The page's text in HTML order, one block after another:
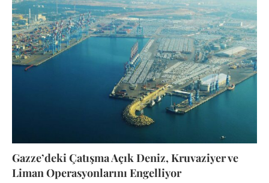
Gazze’deki Çatışma Açık Deniz, Kruvaziyer ve
Liman Operasyonlarını Engelliyor